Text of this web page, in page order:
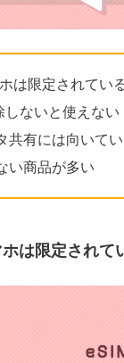
は限定されてい
しないと使えない
共有には向いて
い商品が多い
は限定されて